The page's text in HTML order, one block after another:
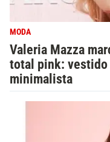
MODA
Valeria Mazza
total pink: vestido
minimalista